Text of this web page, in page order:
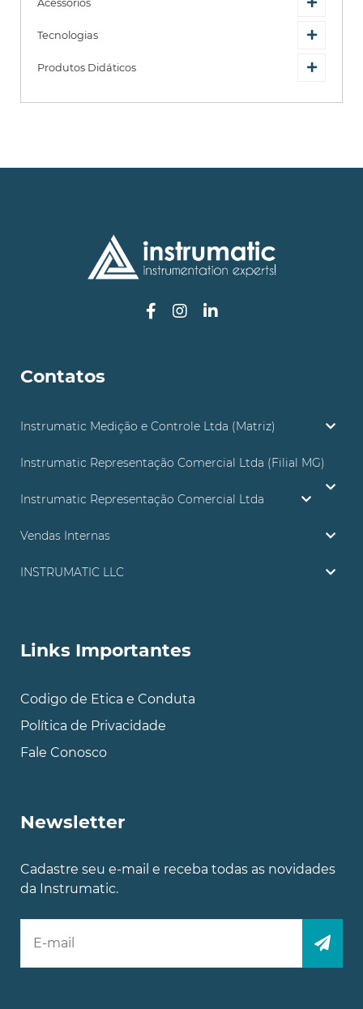
Acessórios
Tecnologias
Produtos Didáticos
Contatos
Instrumatic Medição e Controle Ltda (Matriz)
Instrumatic Representação Comercial Ltda (Filial MG)
Instrumatic Representação Comercial Ltda
Vendas Internas
INSTRUMATIC LLC
Links Importantes
Codigo de Etica e Conduta
Política de Privacidade
Fale Conosco
Newsletter
Cadastre seu e-mail e receba todas as novidades
da Instrumatic.